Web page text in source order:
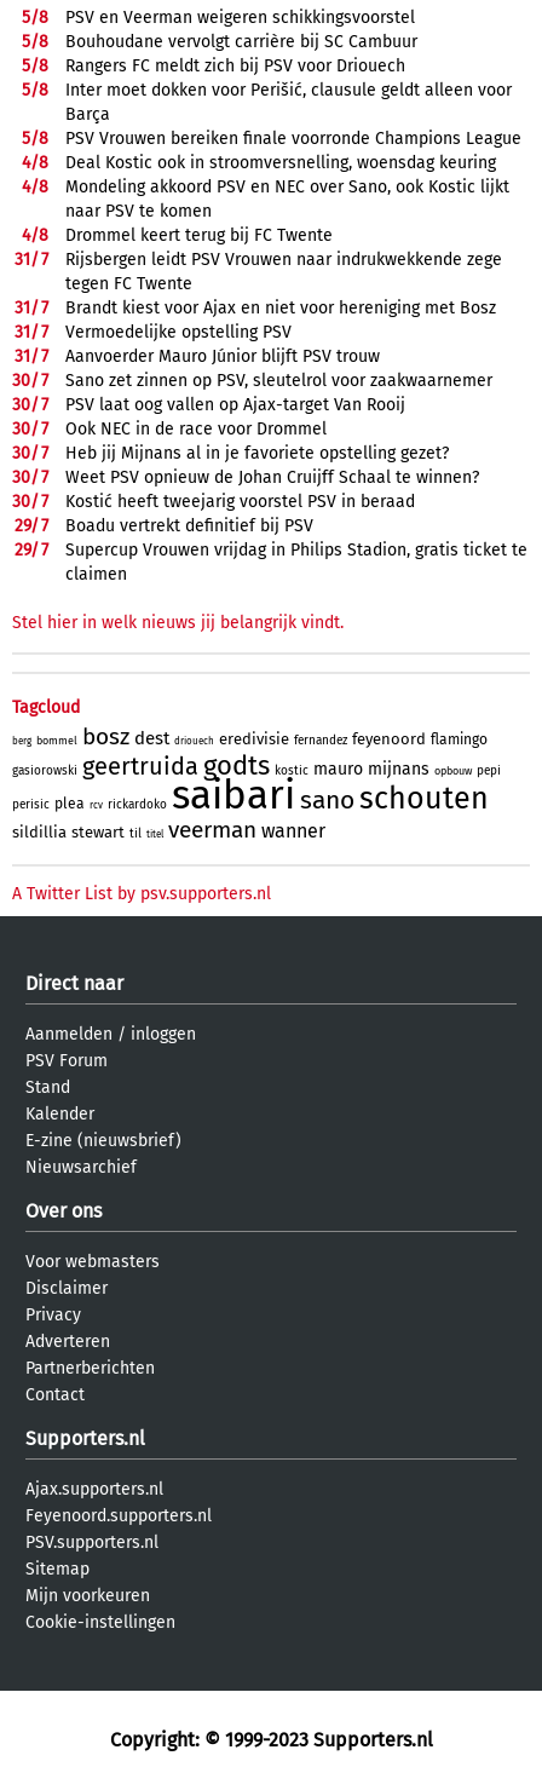
5/8
PSV en Veerman weigeren schikkingsvoorstel
5/8
Bouhoudane vervolgt carrière bij SC Cambuur
5/8
Rangers FC meldt zich bij PSV voor Driouech
5/8
Inter moet dokken voor Perišić, clausule geldt alleen voor
Barça
5/8
PSV Vrouwen bereiken finale voorronde Champions League
4/8
Deal Kostic ook in stroomversnelling, woensdag keuring
4/8
Mondeling akkoord PSV en NEC over Sano, ook Kostic lijkt
naar PSV te komen
4/8
Drommel keert terug bij FC Twente
31/7
Rijsbergen leidt PSV Vrouwen naar indrukwekkende zege
tegen FC Twente
31/7
Brandt kiest voor Ajax en niet voor hereniging met Bosz
31/7
Vermoedelijke opstelling PSV
31/7
Aanvoerder Mauro Júnior blijft PSV trouw
30/7
Sano zet zinnen op PSV, sleutelrol voor zaakwaarnemer
30/7
PSV laat oog vallen op Ajax-target Van Rooij
30/7
Ook NEC in de race voor Drommel
30/7
Heb jij Mijnans al in je favoriete opstelling gezet?
30/7
Weet PSV opnieuw de Johan Cruijff Schaal te winnen?
30/7
Kostić heeft tweejarig voorstel PSV in beraad
29/7
Boadu vertrekt definitief bij PSV
29/7
Supercup Vrouwen vrijdag in Philips Stadion, gratis ticket te
claimen
Stel hier in welk nieuws jij belangrijk vindt.
Tagcloud
berg bommel bosz dest driouech eredivisie fernandez feyenoord flamingo
gasiorowski geertruida godts kostic mauro mijnans opbouw pepi
perisic plea rcv rickardoko saibari sanoschouten
sildillia stewart til titel veerman wanner
A Twitter List by psv.supporters.nl
Direct naar
Aanmelden / inloggen
PSV Forum
Stand
Kalender
E-zine (nieuwsbrief)
Nieuwsarchief
Over ons
Voor webmasters
Disclaimer
Privacy
Adverteren
Partnerberichten
Contact
Supporters.nl
Ajax.supporters.nl
Feyenoord.supporters.nl
PSV.supporters.nl
Sitemap
Mijn voorkeuren
Cookie-instellingen
Copyright: © 1999-2023 Supporters.nl